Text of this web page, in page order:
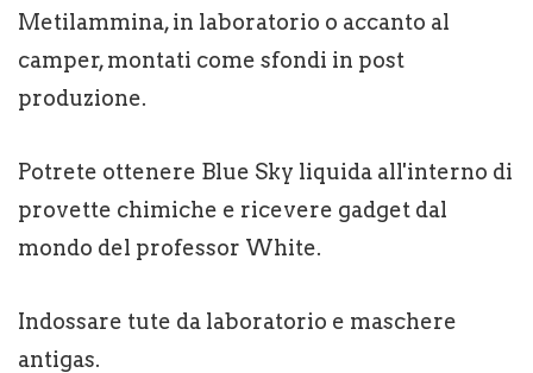
Metilammina, in laboratorio o accanto al
camper, montati come sfondi in post
produzione.
Potrete ottenere Blue Sky liquida all'interno di
provette chimiche e ricevere gadget dal
mondo del professor White.
Indossare tute da laboratorio e maschere
antigas.